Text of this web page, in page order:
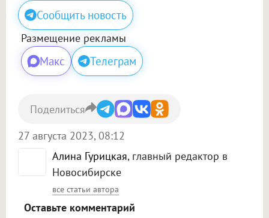
Сообщить новость
Размещение рекламы
Макс Телеграм
Алина Гурицкая, главный редактор в
Новосибирске
все статьи автора
27 августа 2023, 08:12
Поделиться
Оставьте комментарий